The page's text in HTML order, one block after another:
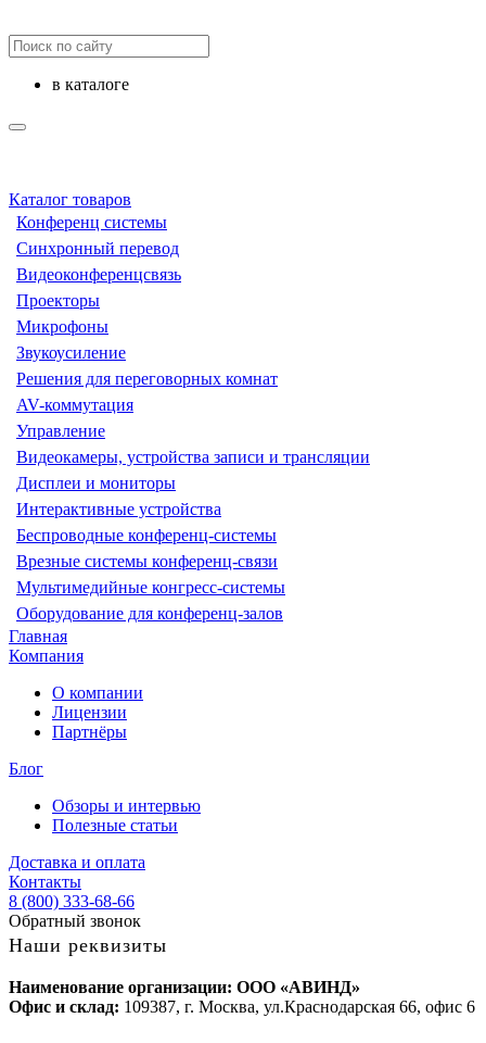
в каталоге
Каталог товаров
Конференц системы
Синхронный перевод
Видеоконференцсвязь
Проекторы
Микрофоны
Звукоусиление
Решения для переговорных комнат
AV-коммутация
Управление
Видеокамеры, устройства записи и трансляции
Дисплеи и мониторы
Интерактивные устройства
Беспроводные конференц-системы
Врезные системы конференц-связи
Мультимедийные конгресс-системы
Оборудование для конференц-залов
Главная
Компания
О компании
Лицензии
Партнёры
Блог
Обзоры и интервью
Полезные статьи
Доставка и оплата
Контакты
8 (800) 333-68-66
Обратный звонок
Наши реквизиты
Наименование организации: ООО «АВИНД»
Офис и склад: 109387, г. Москва, ул.Краснодарская 66, офис 6